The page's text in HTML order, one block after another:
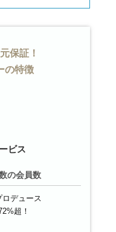
保証！
の特徴
ビス
の会員数
デュース
超！